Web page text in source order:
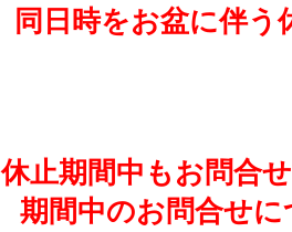
同日時をお盆に伴
休止期間中もお問合
期間中のお問合せ